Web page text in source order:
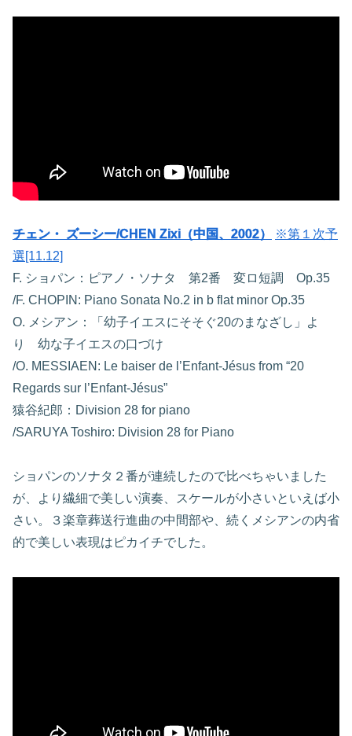
チェン・ ズーシー/CHEN Zixi（中国、2002）
※第１次予
選[11.12]
F. ショパン：ピアノ・ソナタ 第2番 変ロ短調 Op.35
/F. CHOPIN: Piano Sonata No.2 in b flat minor Op.35
O. メシアン：「幼子イエスにそそぐ20のまなざし」よ
り 幼な子イエスの口づけ
/O. MESSIAEN: Le baiser de l’Enfant-Jésus from “20
Regards sur l’Enfant-Jésus”
猿谷紀郎：Division 28 for piano
/SARUYA Toshiro: Division 28 for Piano
ショパンのソナタ２番が連続したので比べちゃいました
が、より繊細で美しい演奏、スケールが小さいといえば小
さい。３楽章葬送行進曲の中間部や、続くメシアンの内省
的で美しい表現はピカイチでした。